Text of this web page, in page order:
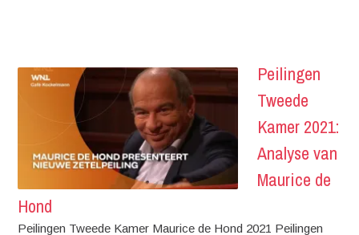
Peilingen
Tweede
Kamer 2021:
Analyse van
Maurice de
Hond
Peilingen Tweede Kamer Maurice de Hond 2021 Peilingen